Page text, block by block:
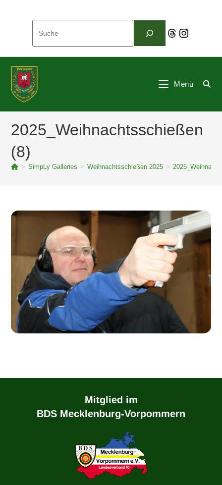
ThreadsInstagram
Menü
2025_Weihnachtsschießen
(8)
> SimpLy Galleries > Weihnachtsschießen 2025 >
Mitglied im
BDS Mecklenburg-Vorpommern